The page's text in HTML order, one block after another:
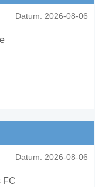
Datum: 2026-08-06
Datum: 2026-08-06
FC